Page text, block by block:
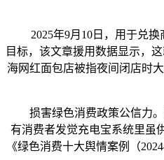
2025年9月10日，用于兑换
目标，该文章援用数据显示，
海网红面包店被指夜间闭店时
损害绿色消费政策公信力。该
有消费者发觉充电宝系统里虽
《绿色消费十大舆情案例（